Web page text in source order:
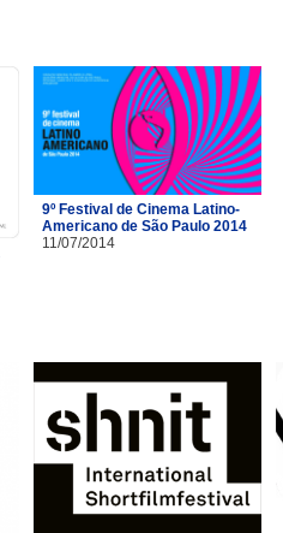
9º Festival de Cinema Latino-
Americano de São Paulo 2014
11/07/2014